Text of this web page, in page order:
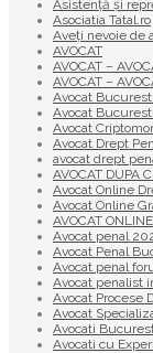
Asistență și
Asociatia Tatal.ro
Aveţi nevoie de
AVOCAT
AVOCAT –
AVOCAT –
Avocat Bucuresti
Avocat
Avocat
Avocat Drept
avocat drept
AVOCAT DUPA
Avocat Online
Avocat Online
AVOCAT
Avocat penal
Avocat Penal
Avocat penal
Avocat penalist
Avocat Procese
Avocat
Avocati
Avocati cu